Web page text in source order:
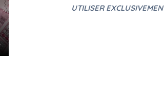
UTILISER